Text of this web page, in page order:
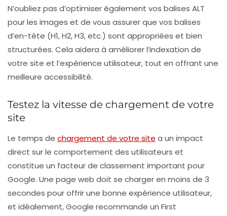
N’oubliez pas d’optimiser également vos balises ALT
pour les images et de vous assurer que vos balises
d’en-tête (H1, H2, H3, etc.) sont appropriées et bien
structurées. Cela aidera à améliorer l’indexation de
votre site et l’expérience utilisateur, tout en offrant une
meilleure accessibilité.
Testez la vitesse de chargement de votre
site
Le temps de chargement de votre site a un impact
direct sur le comportement des utilisateurs et
constitue un facteur de classement important pour
Google. Une page web doit se charger en moins de 3
secondes pour offrir une bonne expérience utilisateur,
et idéalement, Google recommande un First